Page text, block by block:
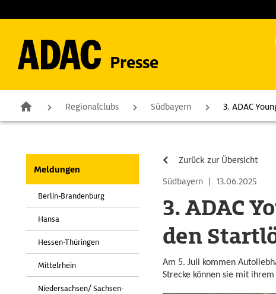
Presse
Regionalclubs Südbayern 3. ADAC
Meldungen
Berlin-Brandenburg
Hansa
Hessen-Thüringen
Mittelrhein
Niedersachsen/ Sachsen-
Zurück zur Übersicht
Südbayern | 13.06.2025
3. ADAC
den
Am 5. Juli kommen
Strecke können sie mit